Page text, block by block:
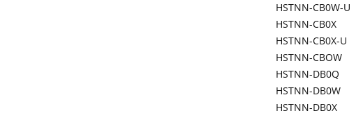
HSTNN-CB0W-U
HSTNN-CB0X
HSTNN-CB0X-U
HSTNN-CBOW
HSTNN-DB0Q
HSTNN-DB0W
HSTNN-DB0X